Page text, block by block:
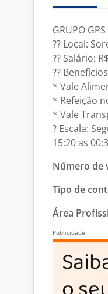
GRUPO
?? Local:
?? Salário:
??
* Vale
* Refeição
* Vale
? Escala:
15:20 as
Número de
Tipo de
Área